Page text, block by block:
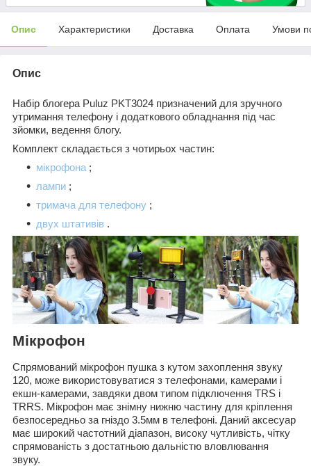
Опис Характеристики Доставка Оплата Умови
Опис
Набір блогера Puluz PKT3024 призначений для зручного
утримання телефону і додаткового обладнання під час
зйомки, ведення блогу.
Комплект складається з чотирьох частин:
мікрофона ;
лампи ;
тримача для телефону ;
двух штативів .
Мікрофон
Спрямований мікрофон пушка з кутом захоплення звуку
120, може використовуватися з телефонами, камерами і
екшн-камерами, завдяки двом типом підключення TRS і
TRRS. Мікрофон має знімну нижню частину для кріплення
безпосередньо за гніздо 3.5мм в телефоні. Даний аксесуар
має широкий частотний діапазон, високу чутливість, чітку
спрямованість з достатньою дальністю вловлювання
звуку.